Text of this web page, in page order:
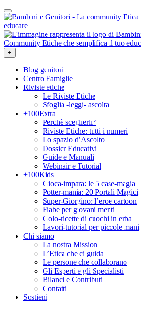
+
Blog genitori
Centro Famiglie
Riviste etiche
Le Riviste Etiche
Sfoglia -leggi- ascolta
+100Extra
Perchè sceglierli?
Riviste Etiche: tutti i numeri
Lo spazio d’Ascolto
Dossier Educativi
Guide e Manuali
Webinair e Tutorial
+100Kids
Gioca-impara: le 5 case-magia
Potter-mania: 20 Portali Magici
Super-Giorgino: l’eroe cartoon
Fiabe per giovani menti
Golo-ricette di cuochi in erba
Lavori-tutorial per piccole mani
Chi siamo
La nostra Mission
L’Etica che ci guida
Le persone che collaborano
Gli Esperti e gli Specialisti
Bilanci e Contributi
Contatti
Sostieni